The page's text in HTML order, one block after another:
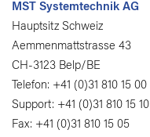
MST Systemtechnik AG
Hauptsitz Schweiz
Aemmenmattstrasse 43
CH-3123 Belp/BE
Telefon: +41 (0)31 810 15 00
Support: +41 (0)31 810 15 10
Fax: +41 (0)31 810 15 05